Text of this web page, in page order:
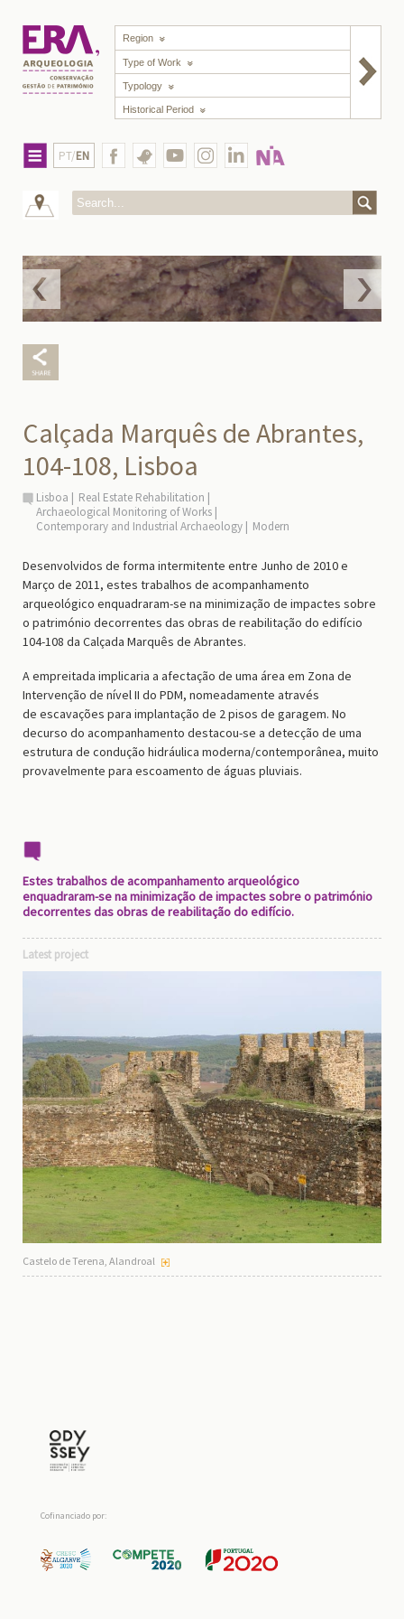
Region
Type of Work
Typology
Historical Period
PT/EN
Calçada Marquês de Abrantes,
104-108, Lisboa
Lisboa
Real Estate Rehabilitation
Archaeological Monitoring of Works
Contemporary and Industrial Archaeology
Modern
Desenvolvidos de forma intermitente entre Junho de 2010 e
Março de 2011, estes trabalhos de acompanhamento
arqueológico enquadraram-se na minimização de impactes sobre
o património decorrentes das obras de reabilitação do edifício
104-108 da Calçada Marquês de Abrantes.
A empreitada implicaria a afectação de uma área em Zona de
Intervenção de nível II do PDM, nomeadamente através
de escavações para implantação de 2 pisos de garagem. No
decurso do acompanhamento destacou-se a detecção de uma
estrutura de condução hidráulica moderna/contemporânea, muito
provavelmente para escoamento de águas pluviais.
Estes trabalhos de acompanhamento arqueológico
enquadraram-se na minimização de impactes sobre o património
decorrentes das obras de reabilitação do edifício.
Latest project
Castelo de Terena, Alandroal
Cofinanciado por: